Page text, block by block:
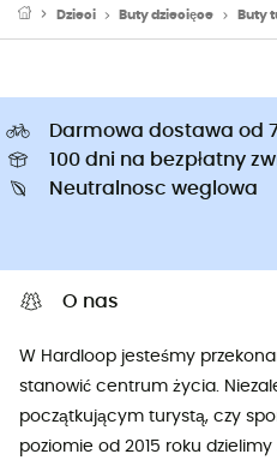
Dzieci Buty dziecięce Buty
Darmowa dostawa od
100 dni na bezpłatny
Neutralnosc weglowa
O nas
W Hardloop jesteśmy
stanowić centrum życia.
początkującym turystą, czy
poziomie od 2015 roku